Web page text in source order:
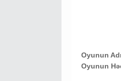
Oyunun Adı
Oyunun